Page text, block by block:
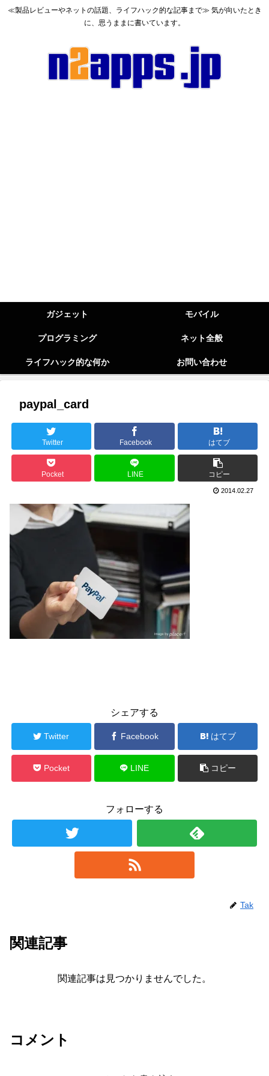
≪製品レビューやネットの話題、ライフハック的な記事まで≫ 気が向いたとき
に、思うままに書いています。
ガジェット モバイル
プログラミング ネット全般
ライフハック的な何か お問い合わせ
paypal_card
Twitter Facebook はてブ
Pocket LINE コピー
2014.02.27
シェアする
Twitter Facebook はてブ
Pocket LINE コピー
フォローする
Tak
関連記事
関連記事は見つかりませんでした。
コメント